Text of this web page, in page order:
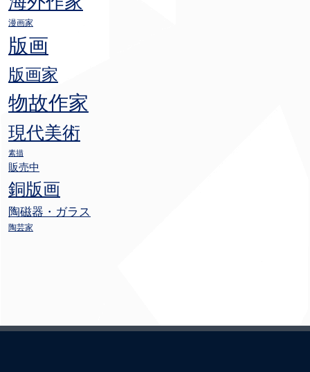
漫画家
版画
版画家
物故作家
現代美術
素描
販売中
銅版画
陶磁器・ガラス
陶芸家